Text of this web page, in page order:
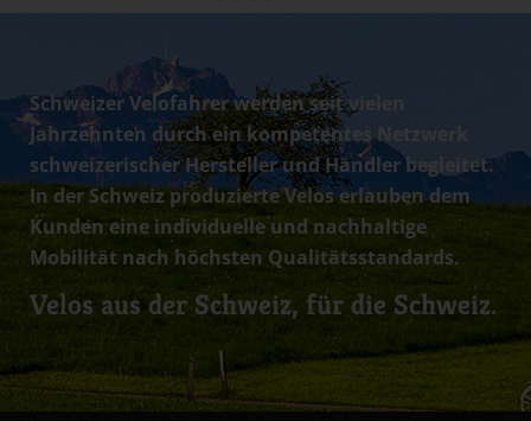
Schweizer Velofahrer werden seit vielen
Jahrzehnten durch ein kompetentes Netzwerk
schweizerischer Hersteller und Händler begleitet.
In der Schweiz produzierte Velos erlauben dem
Kunden eine individuelle und nachhaltige
Mobilität nach höchsten Qualitätsstandards.
Velos aus der Schweiz, für die Schweiz.